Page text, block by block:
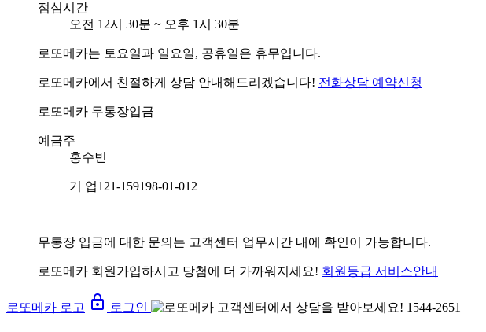
점심시간
오전 12시 30분 ~ 오후 1시 30분
로또메카는 토요일과 일요일, 공휴일은 휴무입니다.
로또메카에서 친절하게 상담 안내해드리겠습니다! 전화상담 예약신청
로또메카 무통장입금
예금주
홍수빈
기 업121-159198-01-012
무통장 입금에 대한 문의는 고객센터 업무시간 내에 확인이 가능합니다.
로또메카 회원가입하시고 당첨에 더 가까워지세요! 회원등급 서비스안내
로또메카 로고 lock_outline 로그인